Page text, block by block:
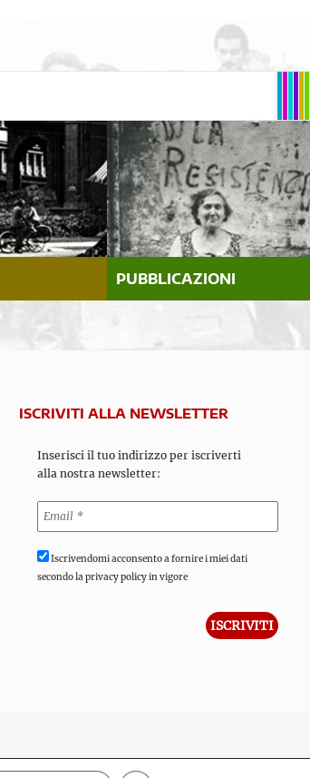
PUBBLICAZIONI
ISCRIVITI ALLA NEWSLETTER
Inserisci il tuo indirizzo per iscriverti
alla nostra newsletter:
Iscrivendomi acconsento a fornire i miei dati
secondo la privacy policy in vigore